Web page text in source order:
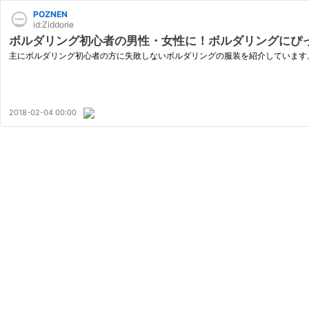
POZNEN
id:Ziddorie
ボルダリング初心者の男性・女性に！ボルダリングにぴ
主にボルダリング初心者の方に失敗しないボルダリングの服装を紹介しています
2018-02-04 00:00